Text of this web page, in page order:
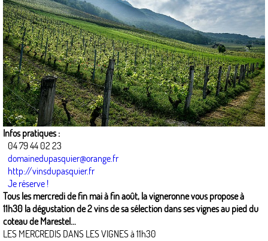
Infos pratiques :
04 79 44 02 23
domainedupasquier@orange.fr
http://vinsdupasquier.fr
Je réserve !
Tous les mercredi de fin mai à fin août, la vigneronne vous propose à
11h30 la dégustation de 2 vins de sa sélection dans ses vignes au pied du
coteau de Marestel...
LES MERCREDIS DANS LES VIGNES à 11h30